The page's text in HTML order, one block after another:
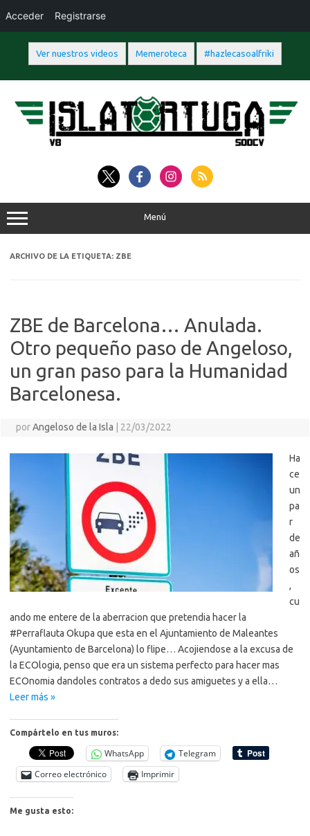
Ver nuestros videos Memeroteca #hazlecasoalfriki
Acceder Registrarse
contenido
Menú
ARCHIVO DE LA ETIQUETA: ZBE
ZBE de Barcelona… Anulada.
Otro pequeño paso de Angeloso,
un gran paso para la Humanidad
Barcelonesa.
porAngeloso de la Isla 22/03/2022
Ha
ce
un
pa
r
de
añ
os
,
cu
ando me entere de la aberracion que pretendia hacer la
#Perraflauta Okupa que esta en el Ajuntamiento de Maleantes
(Ayuntamiento de Barcelona) lo flipe… Acojiendose a la excusa de
la ECOlogia, penso que era un sistema perfecto para hacer mas
ECOnomia dandoles contratos a dedo sus amiguetes y a ella…
Leer más »
Compártelo en tus muros:
WhatsApp
Telegram
Correo electrónico
Imprimir
Me gusta esto: